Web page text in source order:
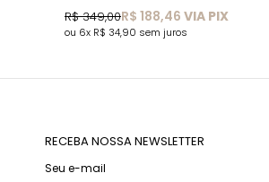
R$ 188,46 VIA PIX
R$ 349,00
6x R$ 34,90 sem juros
RECEBA NOSSA NEWSLETTER
Seu e-mail